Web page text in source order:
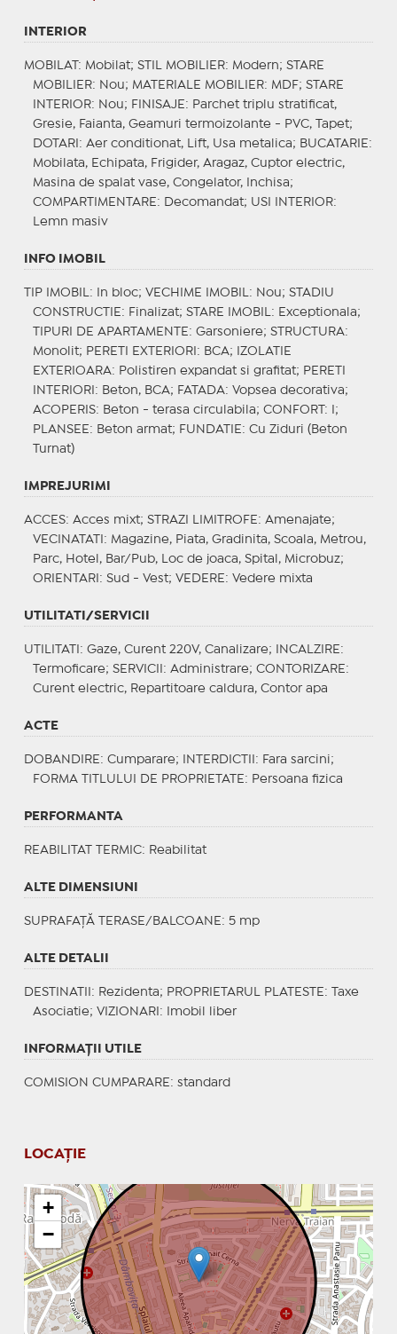
INTERIOR
MOBILAT : Mobilat; STIL MOBILIER: Modern; STARE
MOBILIER: Nou; MATERIALE MOBILIER: MDF; STARE
INTERIOR: Nou; FINISAJE : Parchet triplu stratificat,
Gresie, Faianta, Geamuri termoizolante - PVC, Tapet;
DOTARI : Aer conditionat, Lift, Usa metalica; BUCATARIE :
Mobilata, Echipata, Frigider, Aragaz, Cuptor electric,
Masina de spalat vase, Congelator, Inchisa;
COMPARTIMENTARE : Decomandat; USI INTERIOR:
Lemn masiv
INFO IMOBIL
TIP IMOBIL : In bloc; VECHIME IMOBIL : Nou; STADIU
CONSTRUCTIE : Finalizat; STARE IMOBIL : Exceptionala;
TIPURI DE APARTAMENTE : Garsoniere; STRUCTURA:
Monolit; PERETI EXTERIORI : BCA;
IZOLATIE
EXTERIOARA: Polistiren expandat si grafitat; PERETI
INTERIORI : Beton, BCA; FATADA: Vopsea decorativa;
ACOPERIS: Beton - terasa circulabila; CONFORT : I;
PLANSEE : Beton armat; FUNDATIE : Cu Ziduri (Beton
Turnat)
IMPREJURIMI
ACCES: Acces mixt; STRAZI LIMITROFE : Amenajate;
VECINATATI : Magazine, Piata, Gradinita, Scoala, Metrou,
Parc, Hotel, Bar/Pub, Loc de joaca, Spital, Microbuz;
ORIENTARI : Sud - Vest; VEDERE : Vedere mixta
UTILITATI/SERVICII
UTILITATI : Gaze, Curent 220V, Canalizare; INCALZIRE :
Termoficare; SERVICII : Administrare; CONTORIZARE :
Curent electric, Repartitoare caldura, Contor apa
ACTE
DOBANDIRE : Cumparare; INTERDICTII : Fara sarcini;
FORMA TITLULUI DE PROPRIETATE : Persoana fizica
PERFORMANTA
REABILITAT TERMIC: Reabilitat
ALTE DIMENSIUNI
SUPRAFAȚĂ TERASE/BALCOANE: 5 mp
ALTE DETALII
DESTINATII : Rezidenta; PROPRIETARUL PLATESTE : Taxe
Asociatie; VIZIONARI : Imobil liber
INFORMAŢII UTILE
COMISION CUMPARARE: standard
LOCAȚIE
+
−